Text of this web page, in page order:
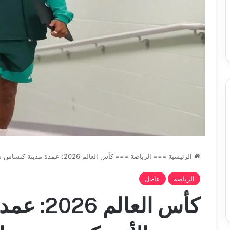
الرئيسية === الرياضة === كأس العالم 2026: عمدة مدينة كنساس سيتي الأمريكية يرحب بالمنتخب الجزائري وأنصاره
الرياضة عاجل
كأس
وكأس الكونفدرالية يوم الخميس
لكحل2026-08-03
نادي وفاق سطيف
الدين لكحل